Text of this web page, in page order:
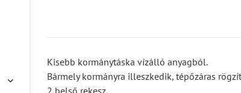
Kisebb kormánytáska vízálló anyagból.
Bármely kormányra illeszkedik, tépőzáras
2 belső rekesz.